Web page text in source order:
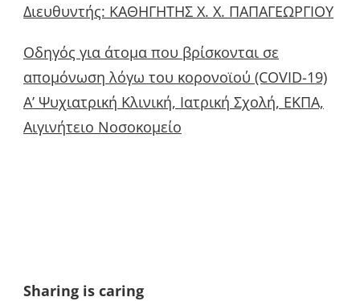
Διευθυντής: ΚΑΘΗΓΗΤΗΣ Χ. Χ. ΠΑΠΑΓΕΩΡΓΙΟΥ
Οδηγός για άτομα που βρίσκονται σε
απομόνωση λόγω του κορονοϊού (COVID-19)
Α’ Ψυχιατρική Κλινική, Ιατρική Σχολή, ΕΚΠΑ,
Αιγινήτειο Νοσοκομείο
Sharing is caring